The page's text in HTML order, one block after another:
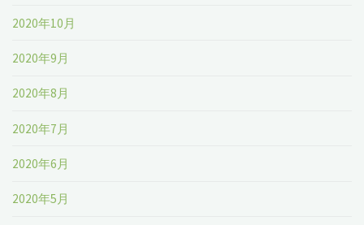
2020年10月
2020年9月
2020年8月
2020年7月
2020年6月
2020年5月